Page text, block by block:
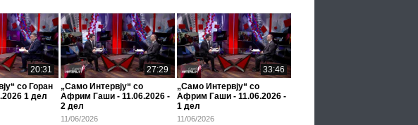
20:31
со Горан
1 дел
27:29
„Само Интервју“ со
Африм Гаши - 11.06.2026 -
2 дел
11/06/2026
33:46
„Само Интервју“ со
Африм Гаши - 11.06.2026 -
1 дел
11/06/2026